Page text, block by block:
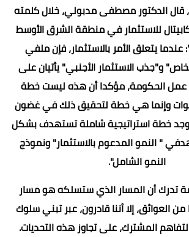
الدكتور مصطفى مدبولي، خلال كلمته
للاستثمار في منطقة الشرق الأوسط
يتعلق الأمر بالاستثمار، فإن ملفي
و"جذب الاستثمار الأجنبي" يأتيان على
الحكومة، مؤكدا أن هذه ليست خطة
وإنما هي خطة لتحقيق ذلك في غضون
توجد خطة استراتيجية شاملة تستهدف بشكل
" النمو المدعوم بالاستثمار" ونموذج
النمو الشامل".
تدرك أن المسار الذي ستسلكه هو مسار
العوائق، إلا أننا قادرون، عبر تبني سلوك
المشترك، على تجاوز هذه التحديات.